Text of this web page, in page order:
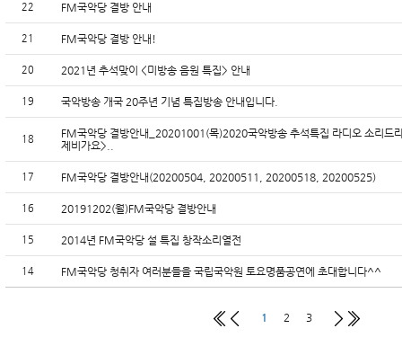
22 FM국악당 결방 안내
21 FM국악당 결방 안내!
20 2021년 추석맞이 <미방송 음원 특집> 안내
19 국악방송 개국 20주년 기념 특집방송 안내입니다.
18
FM국악당 결방안내_20201001(목)2020국악방송 추석특집 라디오 소리드
제비가요>..
17 FM국악당 결방안내(20200504, 20200511, 20200518, 20200525)
16 20191202(월)FM국악당 결방안내
15 2014년 FM국악당 설 특집 창작소리열전
14 FM국악당 청취자 여러분들을 국립국악원 토요명품공연에 초대합니다^^
1 2 3